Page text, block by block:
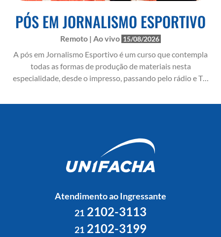
PÓS EM JORNALISMO ESPORTIVO
Remoto | Ao vivo 15/08/2026
A pós em Jornalismo Esportivo é um curso que contempla
todas as formas de produção de materiais nesta
especialidade, desde o impresso, passando pelo rádio e TV,
Atendimento ao Ingressante
21 2102-3113
21 2102-3199